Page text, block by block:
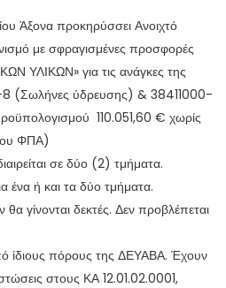
Άξονα προκηρύσσει Ανοιχτό
με σφραγισμένες προσφορές
ΥΛΙΚΩΝ» για τις ανάγκες της
(Σωλήνες ύδρευσης) & 38411000-
110.051,60 € χωρίς
ΦΠΑ)
σε δύο (2) τμήματα.
ένα ή και τα δύο τμήματα.
γίνονται δεκτές. Δεν προβλέπεται
ίδιους πόρους της ΔΕΥΑΒΑ. Έχουν
στους ΚΑ 12.01.02.0001,